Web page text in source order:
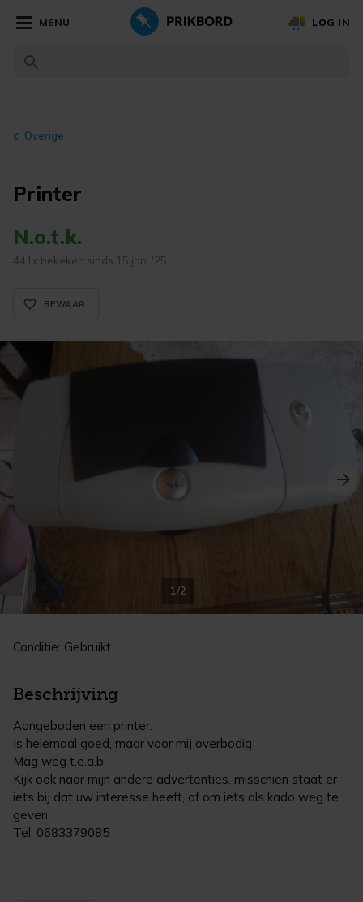
MENU LOG IN
Overige
Printer
N.o.t.k.
441x bekeken sinds 15 jan. '25
favorite_border_rounded
BEWAAR
1/2
Conditie: Gebruikt
Beschrijving
Aangeboden een printer.
Is helemaal goed, maar voor mij overbodig
Mag weg t.e.a.b
Kijk ook naar mijn andere advertenties, misschien staat er
iets bij dat uw interesse heeft, of om iets als kado weg te
geven.
Tel. 0683379085